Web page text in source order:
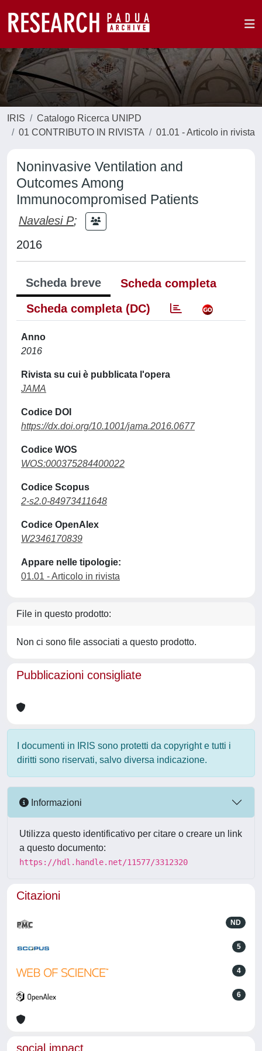
IRIS
Catalogo Ricerca UNIPD
01 CONTRIBUTO IN RIVISTA
01.01 - Articolo in rivista
Noninvasive Ventilation and
Outcomes Among
Immunocompromised Patients
Navalesi P;
2016
Scheda breve
Scheda completa
Scheda completa (DC)
Anno
2016
Rivista su cui è pubblicata l'opera
JAMA
Codice DOI
https://dx.doi.org/10.1001/jama.2016.0677
Codice WOS
WOS:000375284400022
Codice Scopus
2-s2.0-84973411648
Codice OpenAlex
W2346170839
Appare nelle tipologie:
01.01 - Articolo in rivista
File in questo prodotto:
Non ci sono file associati a questo prodotto.
Pubblicazioni consigliate
I documenti in IRIS sono protetti da copyright e tutti i
diritti sono riservati, salvo diversa indicazione.
Informazioni
Utilizza questo identificativo per citare o creare un link
a questo documento:
https://hdl.handle.net/11577/3312320
Citazioni
ND
5
4
6
social impact